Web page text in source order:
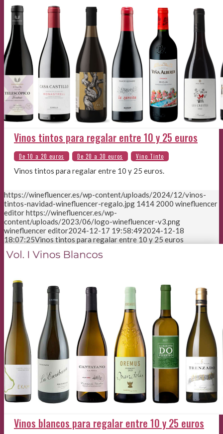
Vinos tintos para regalar entre 10 y 25 euros
Vinos tintos para regalar entre 10 y 25 euros.
https://winefluencer.es/wp-content/uploads/2024/12/vinos-
tintos-navidad-winefluencer-regalo.jpg 1414 2000 winefluencer
editorhttps://winefluencer.es/wp-
content/uploads/2023/06/logo-winefluencer-v3.png
winefluencer editor2024-12-17 19:58:492024-12-18
18:07:25Vinos tintos para regalar entre 10 y 25 euros
Vinos blancos para regalar entre 10 y 25 euros